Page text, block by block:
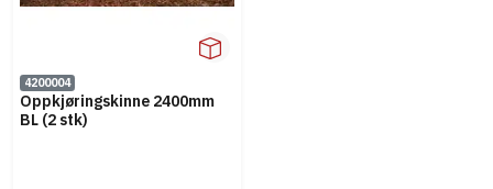
4200004
Oppkjøringskinne 2400mm
BL (2 stk)